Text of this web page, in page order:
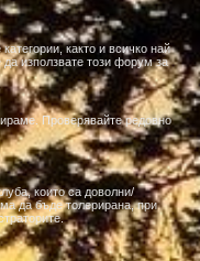
както и всичко най
използвате този форум за
Проверявайте редовно
които са доволни/
да бъде толерирана, при